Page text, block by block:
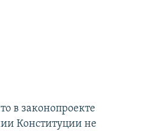
в законопроекте
Конституции не